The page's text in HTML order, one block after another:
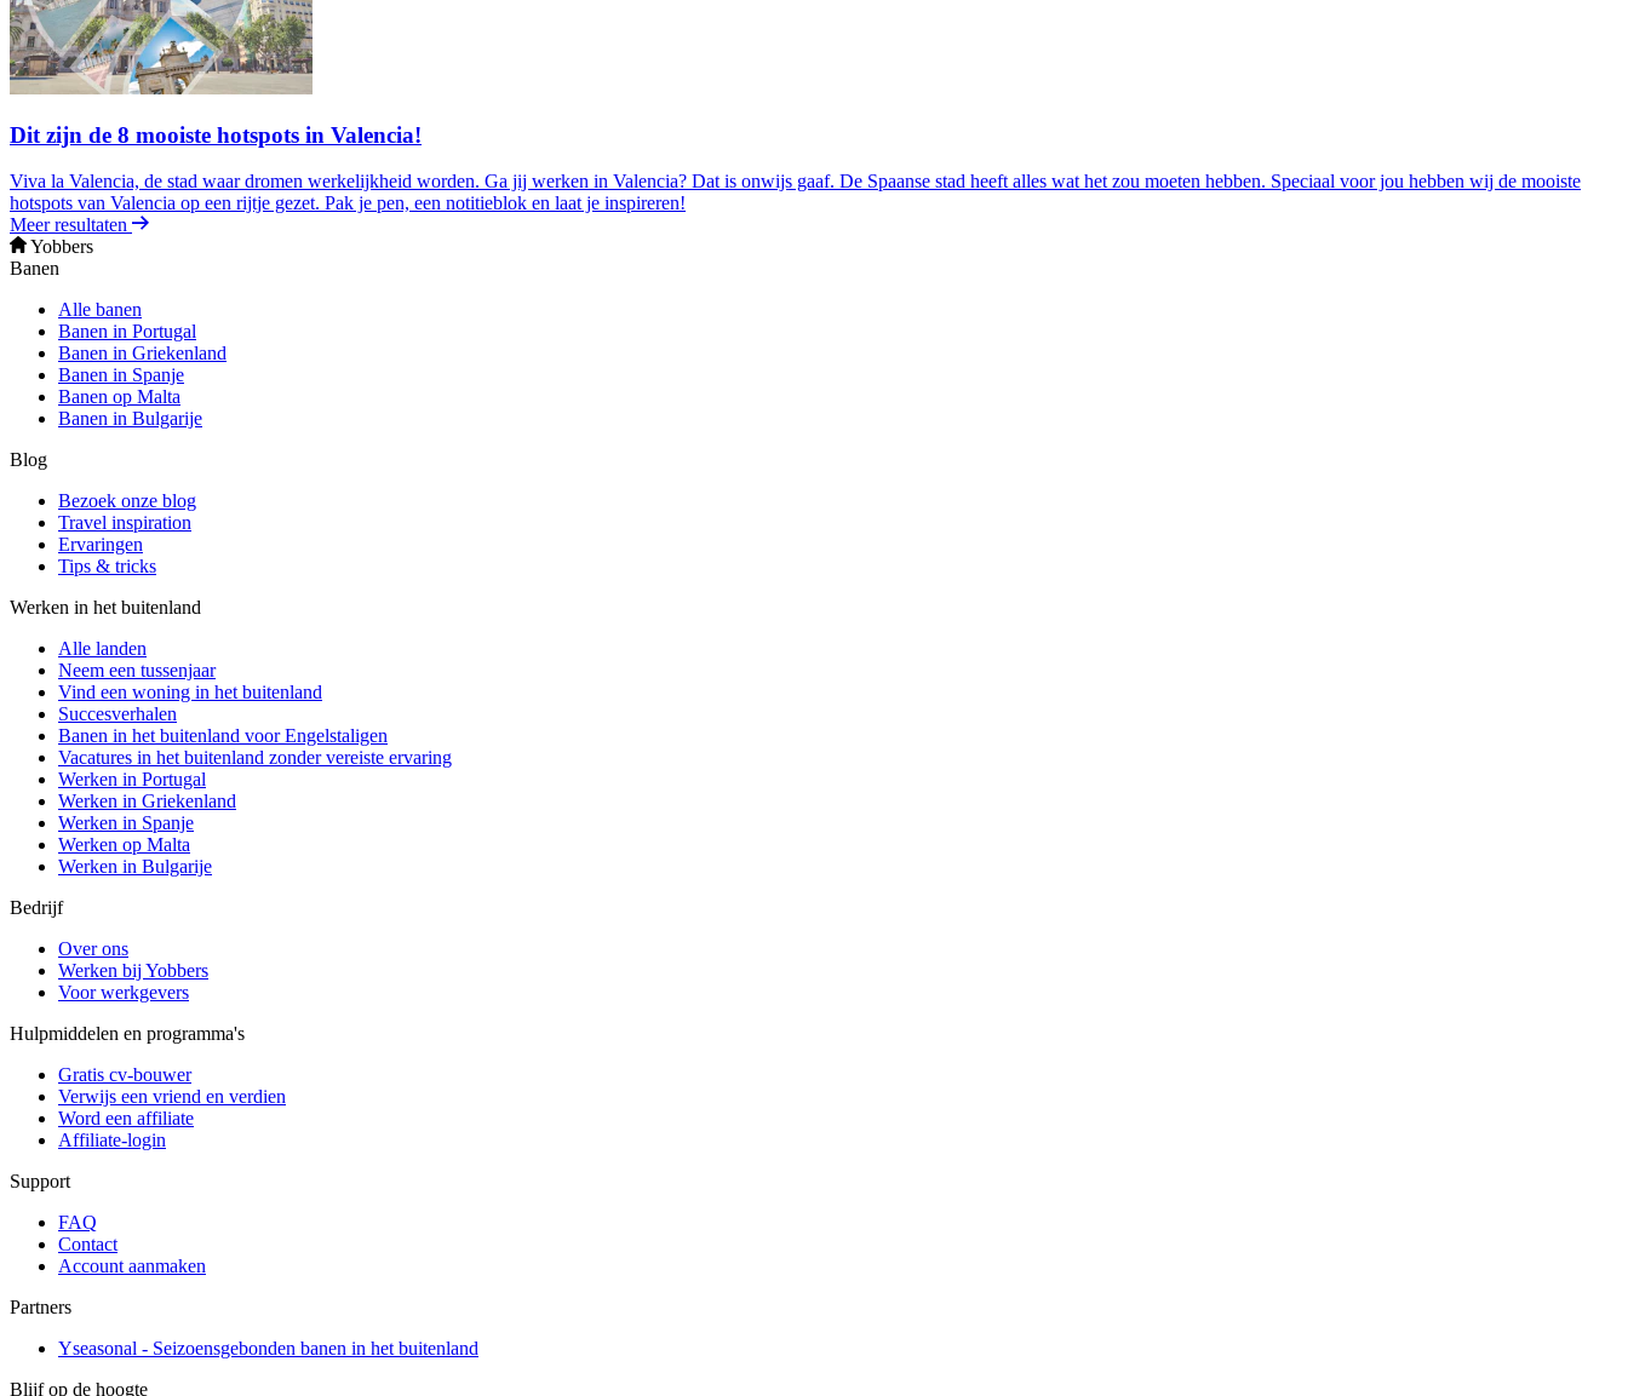
Dit zijn de 8 mooiste hotspots in Valencia!
Viva la Valencia, de stad waar dromen werkelijkheid worden. Ga jij werken in Valencia? Dat is onwijs gaaf. De Spaanse stad heeft alles wat het zou moeten hebben. Speciaal voor jou hebben wij de mooiste
hotspots van Valencia op een rijtje gezet. Pak je pen, een notitieblok en laat je inspireren!
Meer resultaten
Yobbers
Banen
Alle banen
Banen in Portugal
Banen in Griekenland
Banen in Spanje
Banen op Malta
Banen in Bulgarije
Blog
Bezoek onze blog
Travel inspiration
Ervaringen
Tips & tricks
Werken in het buitenland
Alle landen
Neem een ​​tussenjaar
Vind een woning in het buitenland
Succesverhalen
Banen in het buitenland voor Engelstaligen
Vacatures in het buitenland zonder vereiste ervaring
Werken in Portugal
Werken in Griekenland
Werken in Spanje
Werken op Malta
Werken in Bulgarije
Bedrijf
Over ons
Werken bij Yobbers
Voor werkgevers
Hulpmiddelen en programma's
Gratis cv-bouwer
Verwijs een vriend en verdien
Word een affiliate
Affiliate-login
Support
FAQ
Contact
Account aanmaken
Partners
Yseasonal - Seizoensgebonden banen in het buitenland
Blijf op de hoogte